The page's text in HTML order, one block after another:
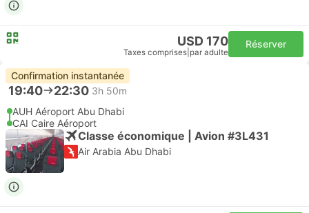
USD 170
Taxes comprises par adulte
Réserver
Confirmation instantanée
19:40 22:30 3h 50m
AUH Aéroport Abu Dhabi
CAI Caire Aéroport
Classe économique | Avion #3L431
Air Arabia Abu Dhabi